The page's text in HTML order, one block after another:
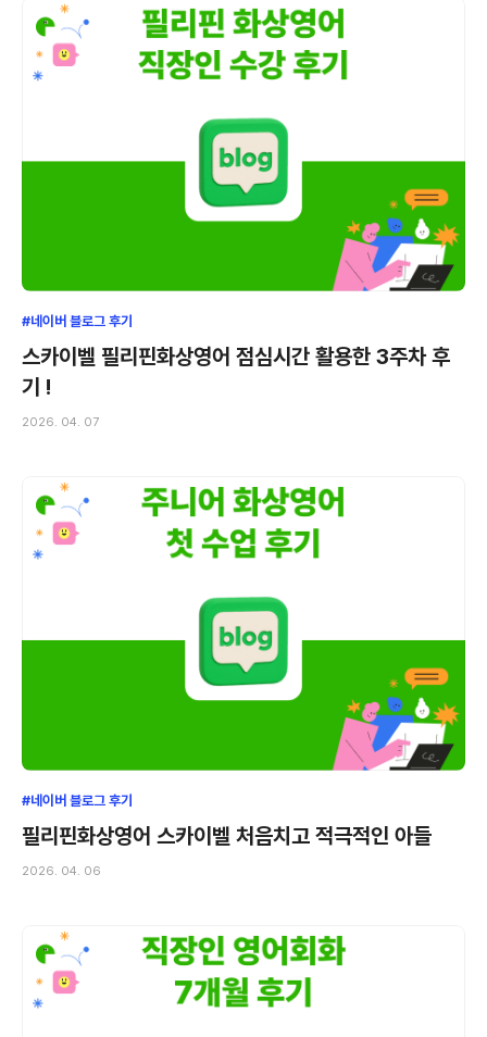
#네이버 블로그 후기
스카이벨 필리핀화상영어 점심시간 활용한 3주차 후
기 !
2026. 04. 07
#네이버 블로그 후기
필리핀화상영어 스카이벨 처음치고 적극적인 아들
2026. 04. 06